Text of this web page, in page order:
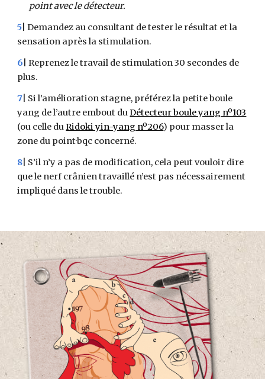
point avec le détecteur.
5 | Demandez au consultant de tester le résultat et la
sensation après la stimulation.
6 | Reprenez le travail de stimulation 30 secondes de
plus.
7 | Si l’amélioration stagne, préférez la petite boule
yang de l’autre embout duDétecteur boule yang nº103
(ou celle duRidoki yin-yang nº206) pour masser la
zone du point·bqc concerné.
8 | S’il n’y a pas de modification, cela peut vouloir dire
que le nerf crânien travaillé n’est pas nécessairement
impliqué dans le trouble.